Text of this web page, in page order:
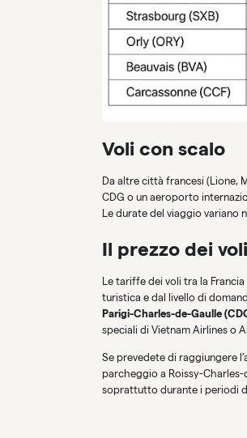
Voli con scalo
Da altre città francesi (Lione,
CDG o un aeroporto
Le durate del viaggio variano
Il prezzo dei
Le tariffe dei voli tra la
turistica e dal livello di
Parigi-Charles-de-Gaulle
speciali di Vietnam Airlines o
Se prevedete di raggiungere
parcheggio a Roissy-
soprattutto durante i periodi